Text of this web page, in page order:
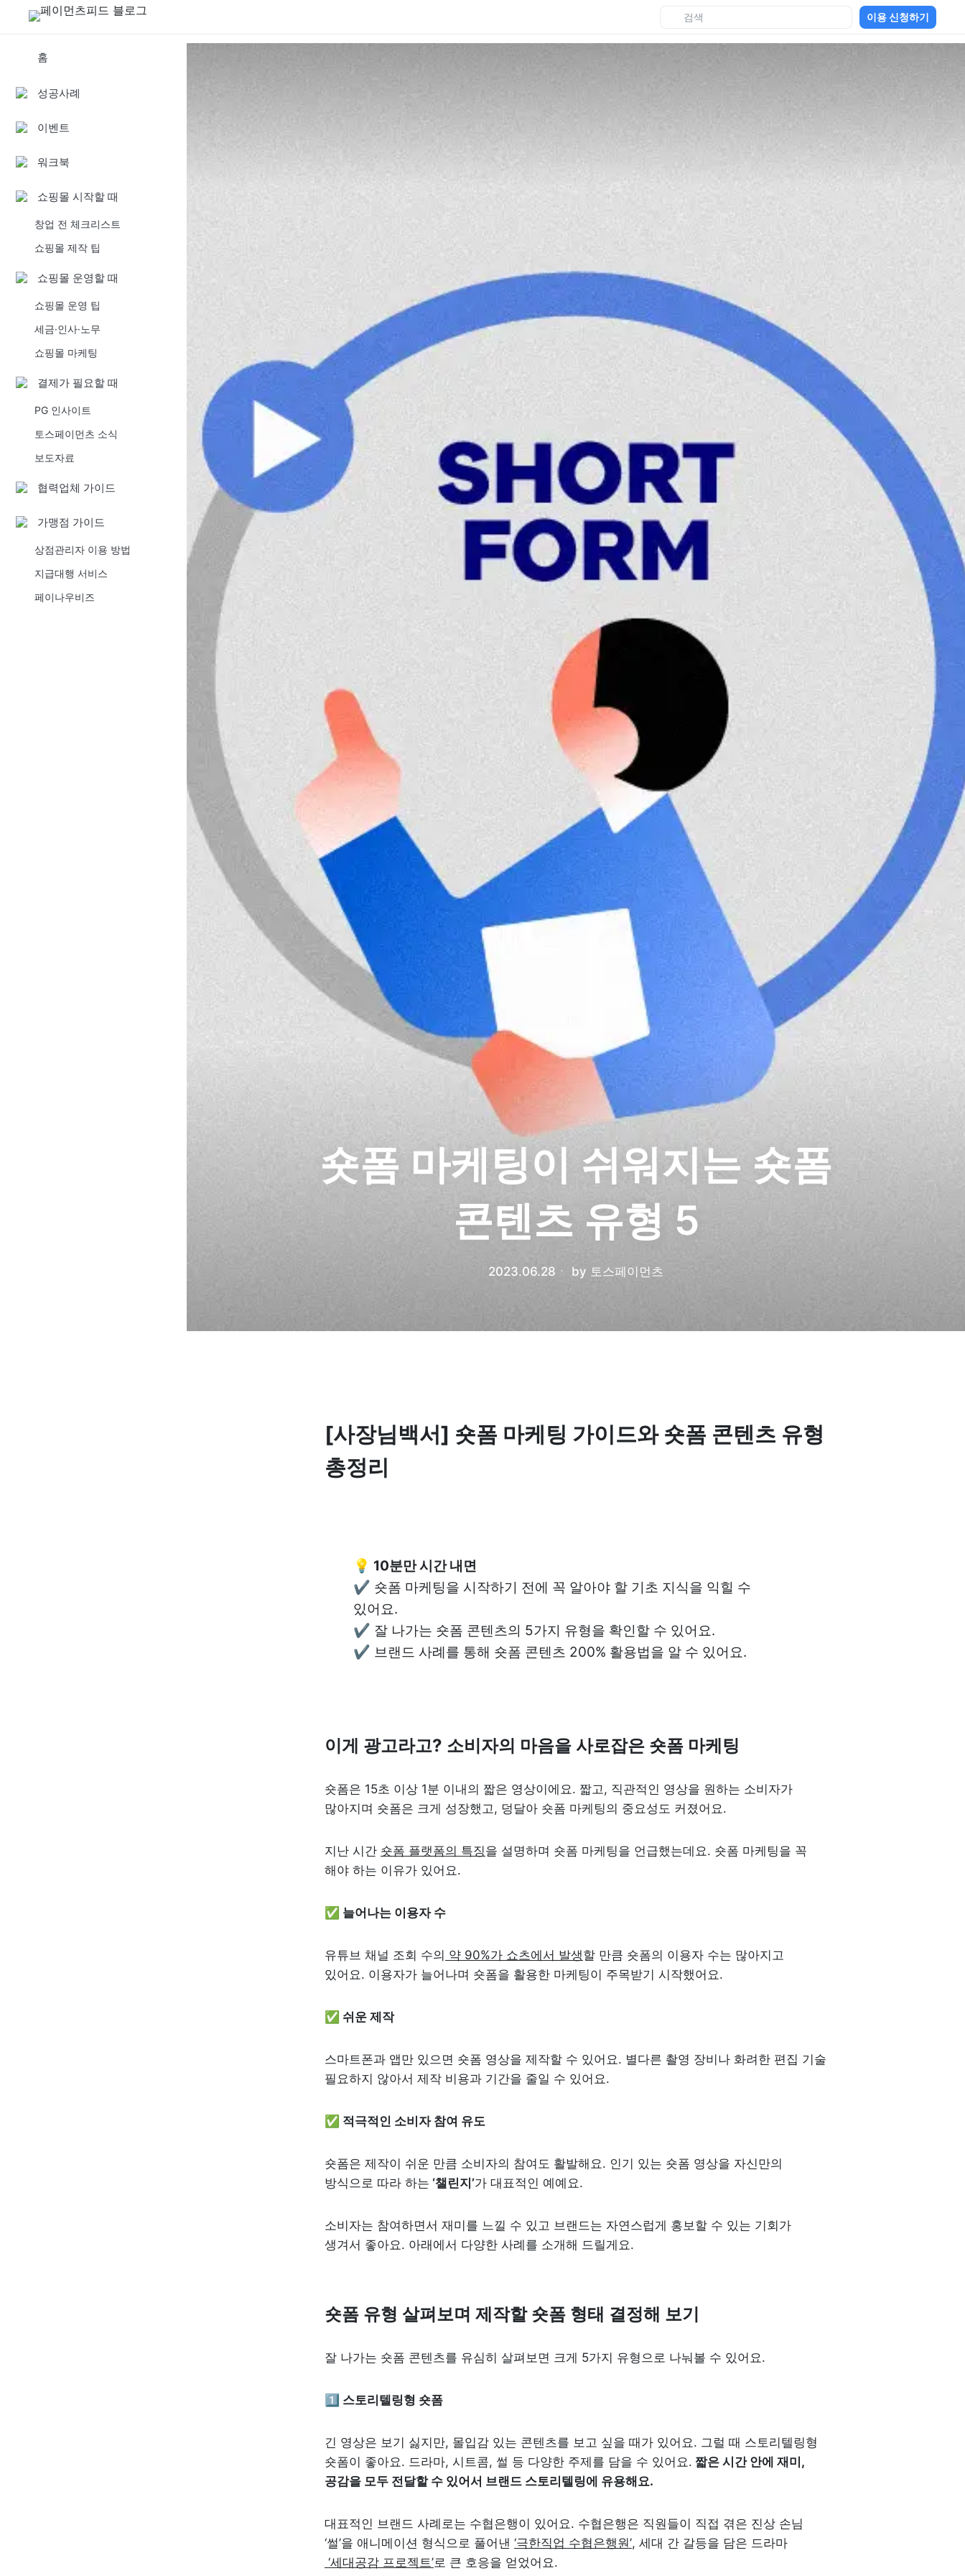
이용 신청하기
홈
성공사례
이벤트
워크북
쇼핑몰 시작할 때
창업 전 체크리스트
쇼핑몰 제작 팁
쇼핑몰 운영할 때
쇼핑몰 운영 팁
세금·인사·노무
쇼핑몰 마케팅
결제가 필요할 때
PG 인사이트
토스페이먼츠 소식
보도자료
협력업체 가이드
가맹점 가이드
상점관리자 이용 방법
지급대행 서비스
페이나우비즈
숏폼 마케팅이 쉬워지는 숏폼
콘텐츠 유형 5
2023.06.28 ㆍ by 토스페이먼츠
[사장님백서] 숏폼 마케팅 가이드와 숏폼 콘텐츠 유형
총정리
✔️ 숏폼 마케팅을 시작하기 전에 꼭 알아야 할 기초 지식을 익힐 수
있어요.
✔️ 잘 나가는 숏폼 콘텐츠의 5가지 유형을 확인할 수 있어요.
✔️ 브랜드 사례를 통해 숏폼 콘텐츠 200% 활용법을 알 수 있어요.
이게 광고라고? 소비자의 마음을 사로잡은 숏폼 마케팅
숏폼은 15초 이상 1분 이내의 짧은 영상이에요. 짧고, 직관적인 영상을 원하는 소비자가
많아지며 숏폼은 크게 성장했고, 덩달아 숏폼 마케팅의 중요성도 커졌어요.
지난 시간 숏폼 플랫폼의 특징을 설명하며 숏폼 마케팅을 언급했는데요. 숏폼 마케팅을 꼭
해야 하는 이유가 있어요.
✅ 늘어나는 이용자 수
유튜브 채널 조회 수의 약 90%가 쇼츠에서 발생할 만큼 숏폼의 이용자 수는 많아지고
있어요. 이용자가 늘어나며 숏폼을 활용한 마케팅이 주목받기 시작했어요.
✅ 쉬운 제작
스마트폰과 앱만 있으면 숏폼 영상을 제작할 수 있어요. 별다른 촬영 장비나 화려한 편집 기술
필요하지 않아서 제작 비용과 기간을 줄일 수 있어요.
✅ 적극적인 소비자 참여 유도
숏폼은 제작이 쉬운 만큼 소비자의 참여도 활발해요. 인기 있는 숏폼 영상을 자신만의
방식으로 따라 하는 ‘챌린지’가 대표적인 예예요.
소비자는 참여하면서 재미를 느낄 수 있고 브랜드는 자연스럽게 홍보할 수 있는 기회가
생겨서 좋아요. 아래에서 다양한 사례를 소개해 드릴게요.
숏폼 유형 살펴보며 제작할 숏폼 형태 결정해 보기
잘 나가는 숏폼 콘텐츠를 유심히 살펴보면 크게 5가지 유형으로 나눠볼 수 있어요.
1️⃣ 스토리텔링형 숏폼
긴 영상은 보기 싫지만, 몰입감 있는 콘텐츠를 보고 싶을 때가 있어요. 그럴 때 스토리텔링형
숏폼이 좋아요. 드라마, 시트콤, 썰 등 다양한 주제를 담을 수 있어요. 짧은 시간 안에 재미,
공감을 모두 전달할 수 있어서 브랜드 스토리텔링에 유용해요.
대표적인 브랜드 사례로는 수협은행이 있어요. 수협은행은 직원들이 직접 겪은 진상 손님
‘썰’을 애니메이션 형식으로 풀어낸 ‘극한직업 수협은행원’
, 세대 간 갈등을 담은 드라마
‘세대공감 프로젝트’로 큰 호응을 얻었어요.